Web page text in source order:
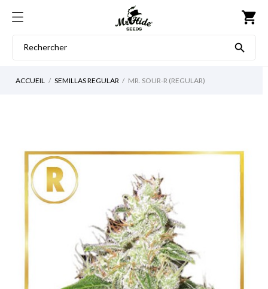
shopping_cart

ACCUEIL SEMILLAS REGULAR MR. SOUR-R (REGULAR)